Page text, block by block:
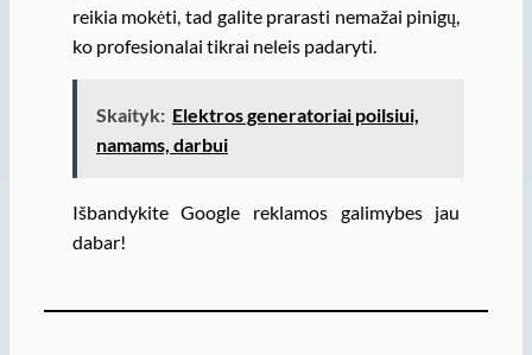
reikia mokėti, tad galite prarasti nemažai pinigų,
ko profesionalai tikrai neleis padaryti.
Skaityk: Elektros generatoriai poilsiui,
namams, darbui
Išbandykite Google reklamos galimybes jau
dabar!